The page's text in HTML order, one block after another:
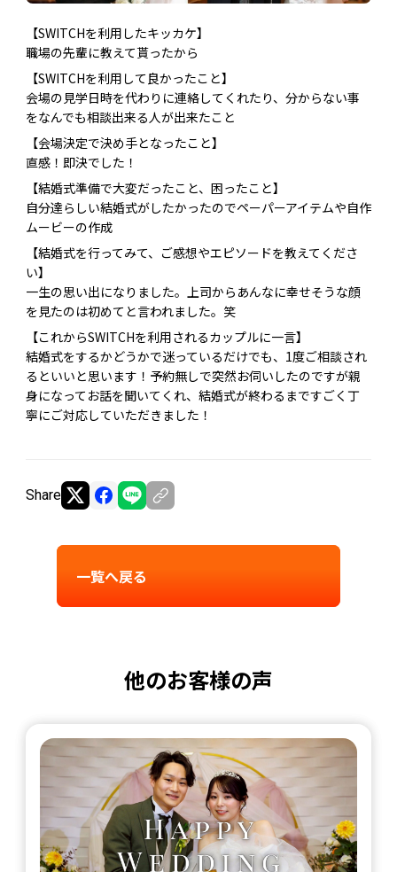
【SWITCHを利用したキッカケ】
職場の先輩に教えて貰ったから
【SWITCHを利用して良かったこと】
会場の見学日時を代わりに連絡してくれたり、分からない事
をなんでも相談出来る人が出来たこと
【会場決定で決め手となったこと】
直感！即決でした！
【結婚式準備で大変だったこと、困ったこと】
自分達らしい結婚式がしたかったのでペーパーアイテムや自作
ムービーの作成
【結婚式を行ってみて、ご感想やエピソードを教えてくださ
い】
一生の思い出になりました。上司からあんなに幸せそうな顔
を見たのは初めてと言われました。笑
【これからSWITCHを利用されるカップルに一言】
結婚式をするかどうかで迷っているだけでも、1度ご相談され
るといいと思います！予約無しで突然お伺いしたのですが親
身になってお話を聞いてくれ、結婚式が終わるまですごく丁
寧にご対応していただきました！
Share
一覧へ戻る
他のお客様の声